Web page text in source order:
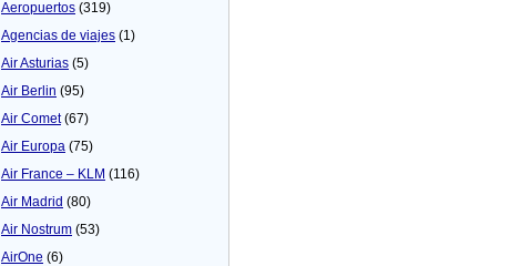
Aeropuertos (319)
Agencias de viajes (1)
Air Asturias (5)
Air Berlin (95)
Air Comet(67)
Air Europa (75)
Air France – KLM (116)
Air Madrid (80)
Air Nostrum (53)
AirOne (6)